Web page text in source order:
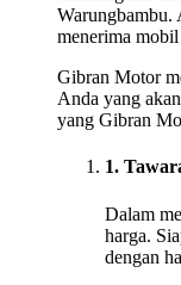
Warungbambu.
menerima
Gibran Motor
Anda yang
yang Gibran
1.
Dalam
harga.
dengan